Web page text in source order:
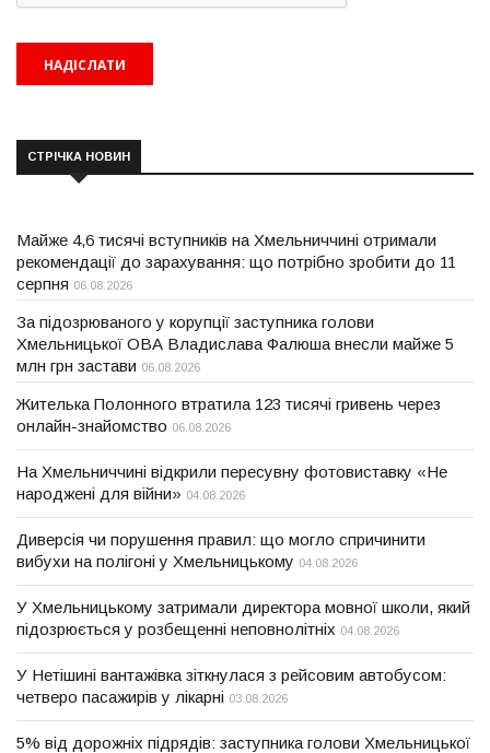
СТРІЧКА НОВИН
Майже 4,6 тисячі вступників на Хмельниччині отримали
рекомендації до зарахування: що потрібно зробити до 11
серпня 06.08.2026
За підозрюваного у корупції заступника голови
Хмельницької ОВА Владислава Фалюша внесли майже 5
млн грн застави 06.08.2026
Жителька Полонного втратила 123 тисячі гривень через
онлайн-знайомство 06.08.2026
На Хмельниччині відкрили пересувну фотовиставку «Не
народжені для війни» 04.08.2026
Диверсія чи порушення правил: що могло спричинити
вибухи на полігоні у Хмельницькому 04.08.2026
У Хмельницькому затримали директора мовної школи, який
підозрюється у розбещенні неповнолітніх 04.08.2026
У Нетішині вантажівка зіткнулася з рейсовим автобусом:
четверо пасажирів у лікарні 03.08.2026
5% від дорожніх підрядів: заступника голови Хмельницької